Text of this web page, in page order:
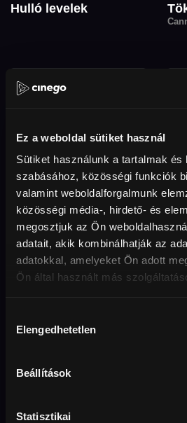
Ez a weboldal sütiket használ
Sütiket használunk a tartalmak
szabásához, közösségi funkciók
valamint weboldalforgalmunk
közösségi média-, hirdető- és
megosztjuk az Ön
adatait, akik kombinálhatják az
adatokkal, amelyeket Ön adott
Ön által használt más
kiválasztása
Elengedhetetlen
Beállítások
Statisztikai
Hulló levelek
A Herner Ferike faterja